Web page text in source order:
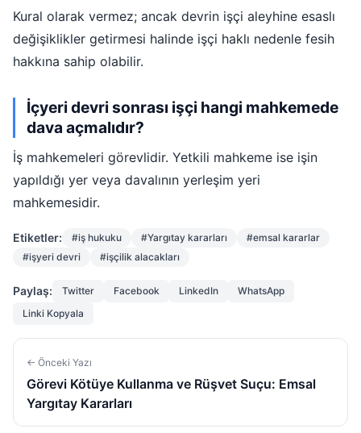
Kural olarak vermez; ancak devrin işçi aleyhine esaslı
değişiklikler getirmesi halinde işçi haklı nedenle fesih
hakkına sahip olabilir.
İçyeri devri sonrası işçi hangi mahkemede
dava açmalıdır?
İş mahkemeleri görevlidir. Yetkili mahkeme ise işin
yapıldığı yer veya davalının yerleşim yeri
mahkemesidir.
Etiketler: #iş hukuku #Yargıtay kararları
#emsal kararlar
#işyeri devri
#işçilik alacakları
Paylaş: Twitter Facebook LinkedIn
WhatsApp
Linki Kopyala
← Önceki Yazı
Görevi Kötüye Kullanma ve Rüşvet Suçu: Emsal
Yargıtay Kararları